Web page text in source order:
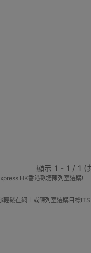
顯示 1 - 1 / 1 (
HK香港觀塘陳列室選購!
鬆在網上或陳列室選購目標